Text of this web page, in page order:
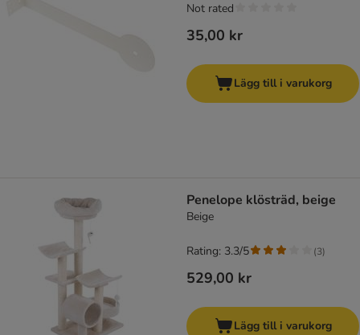
35,00 kr
Not rated
Lägg till i varukorg
Penelope klösträd, beige
Beige
529,00 kr
Rating: 3.3/5 (3)
Lägg till i varukorg